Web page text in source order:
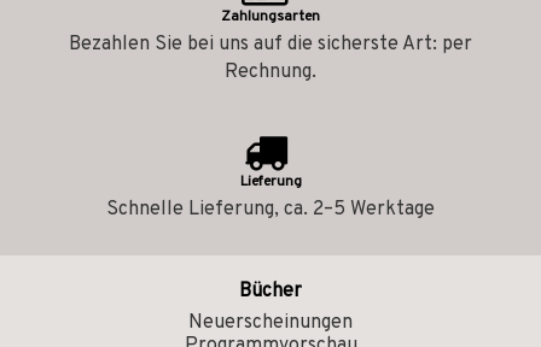
Zahlungsarten
Bezahlen Sie bei uns auf die sicherste Art: per
Rechnung.
Lieferung
Schnelle Lieferung, ca. 2–5 Werktage
Bücher
Neuerscheinungen